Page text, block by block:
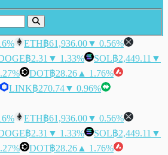
ETH฿61,936.00▼ 0.56%
฿2.31 ▼ 1.33% SOL฿2,449.11 ▼
DOT฿28.26 ▲ 1.76%
LINK฿270.74▼ 0.96%
ETH฿61,936.00▼ 0.56%
฿2.31 ▼ 1.33% SOL฿2,449.11 ▼
DOT฿28.26 ▲ 1.76%